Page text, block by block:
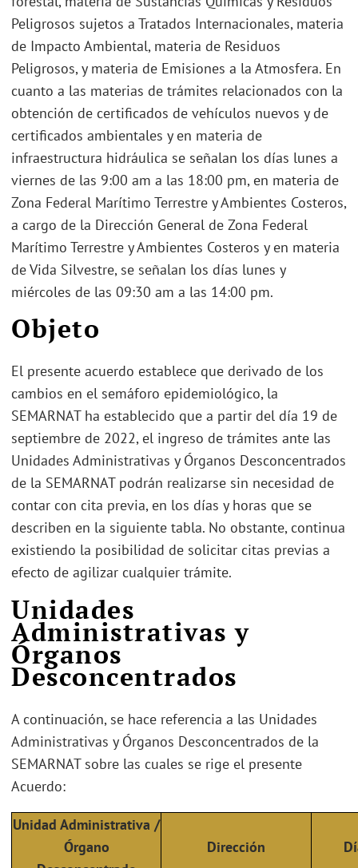
Peligrosos sujetos a Tratados Internacionales, materia
de Impacto Ambiental, materia de Residuos
Peligrosos, y materia de Emisiones a la Atmosfera. En
cuanto a las materias de trámites relacionados con la
obtención de certificados de vehículos nuevos y de
certificados ambientales y en materia de
infraestructura hidráulica se señalan los días lunes a
viernes de las 9:00 am a las 18:00 pm, en materia de
Zona Federal Marítimo Terrestre y Ambientes Costeros,
a cargo de la Dirección General de Zona Federal
Marítimo Terrestre y Ambientes Costeros y en materia
de Vida Silvestre, se señalan los días lunes y
miércoles de las 09:30 am a las 14:00 pm.
Objeto
El presente acuerdo establece que derivado de los
cambios en el semáforo epidemiológico, la
SEMARNAT ha establecido que a partir del día 19 de
septiembre de 2022, el ingreso de trámites ante las
Unidades Administrativas y Órganos Desconcentrados
de la SEMARNAT podrán realizarse sin necesidad de
contar con cita previa, en los días y horas que se
describen en la siguiente tabla. No obstante, continua
existiendo la posibilidad de solicitar citas previas a
efecto de agilizar cualquier trámite.
Unidades
Administrativas y
Órganos
Desconcentrados
A continuación, se hace referencia a las Unidades
Administrativas y Órganos Desconcentrados de la
SEMARNAT sobre las cuales se rige el presente
Acuerdo:
Unidad Administrativa /
Órgano
Dirección